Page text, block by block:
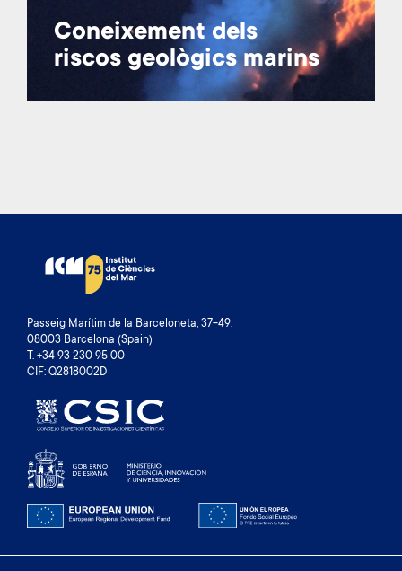
Coneixement dels
riscos geològics marins
Passeig Marítim de la Barceloneta, 37-49.
08003 Barcelona (Spain)
T. +34 93 230 95 00
CIF: Q2818002D